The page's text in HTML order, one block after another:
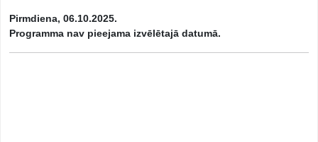
Pirmdiena, 06.10.2025.
Programma nav pieejama izvēlētajā datumā.